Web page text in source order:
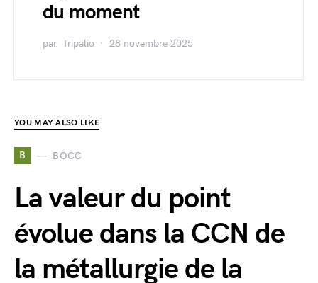
du moment
par Tripalio 28 novembre 2025
YOU MAY ALSO LIKE
B BOCC
La valeur du point
évolue dans la CCN de
la métallurgie de la